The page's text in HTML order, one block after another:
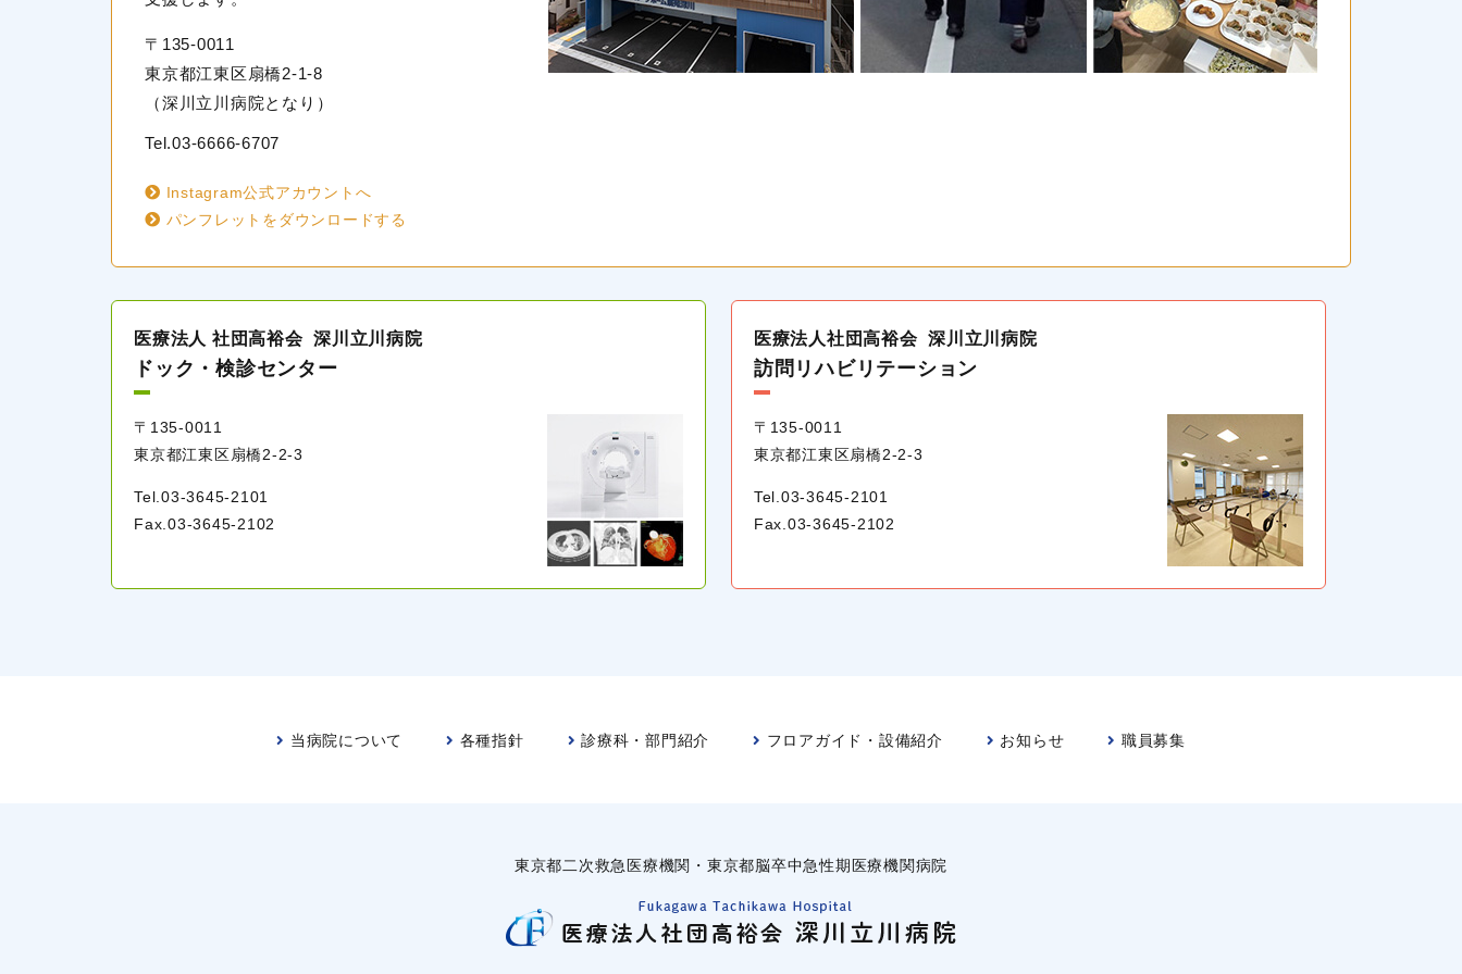
〒135-0011
東京都江東区扇橋2-1-8
（深川立川病院となり）
Tel.03-6666-6707
Instagram公式アカウントへ
パンフレットをダウンロードする
医療法人 社団高裕会 深川立川病院
ドック・検診センター
〒135-0011
東京都江東区扇橋2-2-3
Tel. 03-3645-2101
Fax.03-3645-2102
医療法人社団高裕会深川立川病院
訪問リハビリテーション
〒135-0011
東京都江東区扇橋2-2-3
Tel. 03-3645-2101
Fax.03-3645-2102
当病院について 各種指針 診療科・部門紹介 フロアガイド ・ 設備紹介 お知らせ 職員募集
東京都二次救急医療機関 ・ 東京都脳卒中急性期医療機関病院